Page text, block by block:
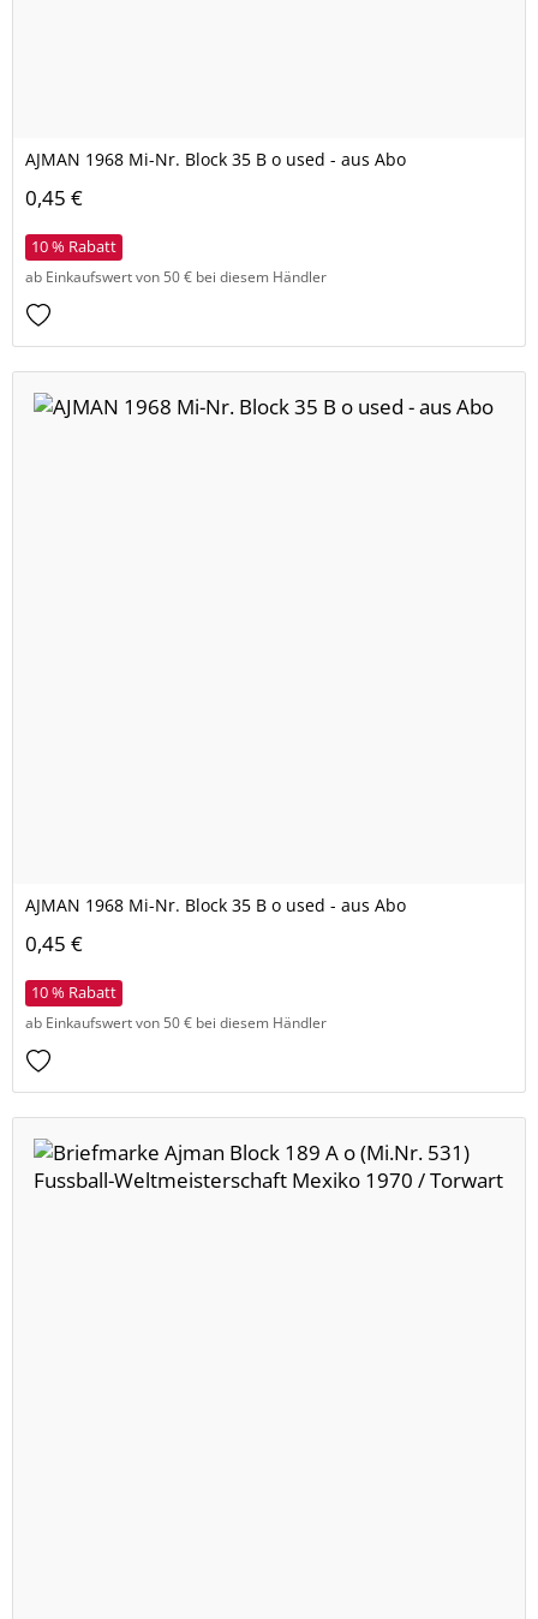
AJMAN 1968 Mi-Nr. Block 35 B o used - aus Abo
0,45 €
10 % Rabatt
ab Einkaufswert von 50 € bei diesem Händler
AJMAN 1968 Mi-Nr. Block 35 B o used - aus Abo
0,45 €
10 % Rabatt
ab Einkaufswert von 50 € bei diesem Händler